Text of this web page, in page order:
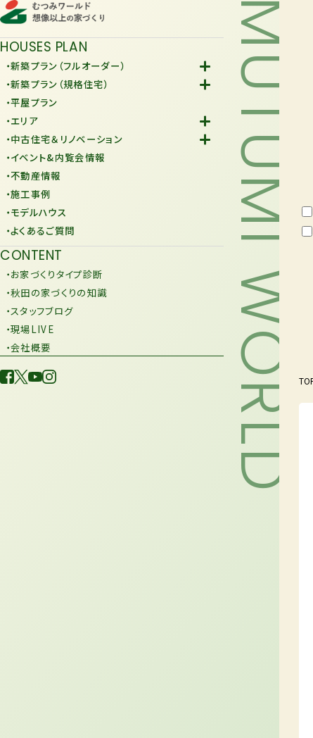
HOUSES PLAN
・新築プラン（フルオーダー）
-Fiore
・新築プラン（規格住宅）
-規格住宅
-KURAFIT
-JiU
・平屋プラン
・エリア
-潟上市
-由利本荘市
・中古住宅＆リノベーション
-中古住宅
-リノベーション
・イベント&内覧会情報
・不動産情報
・施工事例
・モデルハウス
・よくあるご質問
CONTENT
・お家づくりタイプ診断
・秋田の家づくりの知識
・スタッフブログ
・現場LIVE
・会社概要
MUTUMI WORLD